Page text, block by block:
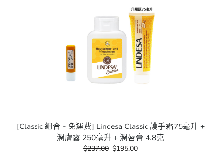
[Classic 組合 - 免運費] Lindesa Classic 護手霜75毫升 +
潤膚露 250毫升 + 潤唇膏 4.8克
$237.00 $195.00